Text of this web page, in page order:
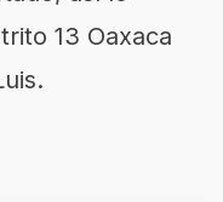
13 Oaxaca